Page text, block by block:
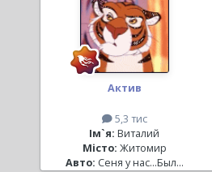
Актив
5,3 тис
Ім`я: Виталий
Місто: Житомир
Авто: Сеня у нас...Был...